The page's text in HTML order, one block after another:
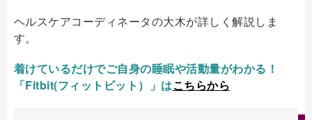
ヘルスケアコーディネータの大木が詳しく解説しま
す。
着けているだけでご自身の睡眠や活動量がわかる！
「Fitbit(フィットビット）」はこちらから